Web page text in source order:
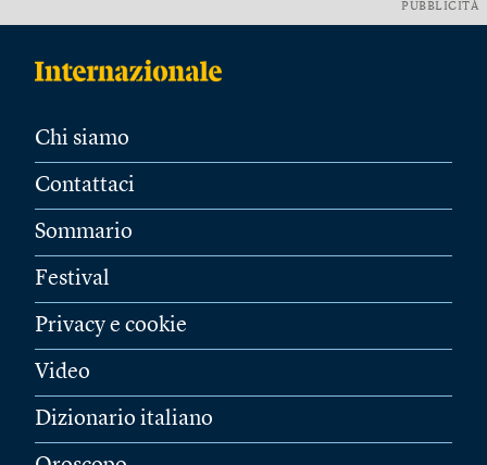
PUBBLICITÀ
Chi siamo
Contattaci
Sommario
Festival
Privacy e cookie
Video
Dizionario italiano